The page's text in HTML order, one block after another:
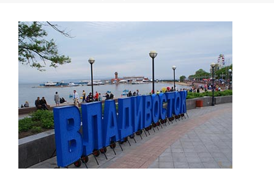
Новости компании
Мировые новости
О нас
Контакты
Оставить заявку